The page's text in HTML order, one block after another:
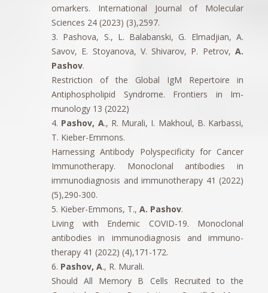
omarkers. International Journal of Molecular
Sciences 24 (2023) (3),2597.
3. Pashova, S., L. Balabanski, G. Elmadjian, A.
Savov, E. Stoyanova, V. Shivarov, P. Petrov, A.
Pashov.
Restriction of the Global IgM Repertoire in
Antiphospholipid Syndrome. Frontiers in Im-
munology 13 (2022)
4. Pashov, A., R. Murali, I. Makhoul, B. Karbassi,
T. Kieber-Emmons.
Harnessing Antibody Polyspecificity for Cancer
Immunotherapy. Monoclonal antibodies in
immunodiagnosis and immunotherapy 41 (2022)
(5),290-300.
5. Kieber-Emmons, T., A. Pashov.
Living with Endemic COVID-19. Monoclonal
antibodies in immunodiagnosis and immuno-
therapy 41 (2022) (4),171-172.
6. Pashov, A., R. Murali.
Should All Memory B Cells Recruited to the